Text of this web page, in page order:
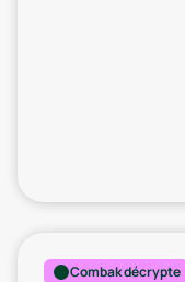
Combak décrypte